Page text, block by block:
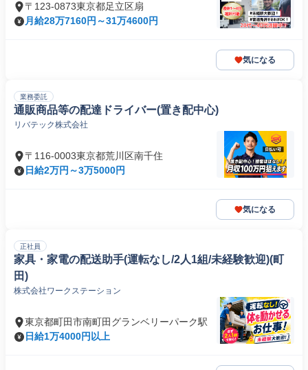
〒123-0873東京都足立区扇
月給28万7160円～31万4600円
気になる
業務委託
通販商品等の配達ドライバー(置き配中心)
リバテック株式会社
〒116-0003東京都荒川区南千住
日給2万円～3万5000円
気になる
正社員
家具・家電の配送助手(運転なし/2人1組/未経験歓迎)(町
田)
株式会社ワークステーション
東京都町田市南町田グランベリーパーク駅
日給1万4000円以上